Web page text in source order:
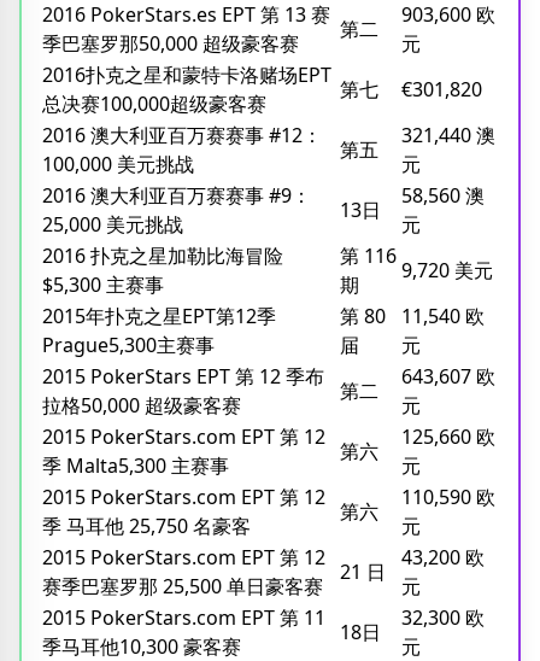
2016 PokerStars.es EPT 第 13 赛
季巴塞罗那50,000 超级豪客赛
第二
903,600 欧
元
2016扑克之星和蒙特卡洛赌场EPT
总决赛100,000超级豪客赛
第七
€301,820
2016 澳大利亚百万赛赛事 #12：
100,000 美元挑战
第五
321,440 澳
元
2016 澳大利亚百万赛赛事 #9：
25,000 美元挑战
13日
58,560 澳
元
2016 扑克之星加勒比海冒险
$5,300 主赛事
第 116
期
9,720 美元
2015年扑克之星EPT第12季
Prague5,300主赛事
第 80
届
11,540 欧
元
2015 PokerStars EPT 第 12 季布
拉格50,000 超级豪客赛
第二
643,607 欧
元
2015 PokerStars.com EPT 第 12
季 Malta5,300 主赛事
第六
125,660 欧
元
2015 PokerStars.com EPT 第 12
季 马耳他 25,750 名豪客
第六
110,590 欧
元
2015 PokerStars.com EPT 第 12
赛季巴塞罗那 25,500 单日豪客赛
21 日
43,200 欧
元
2015 PokerStars.com EPT 第 11
季马耳他10,300 豪客赛
18日
32,300 欧
元